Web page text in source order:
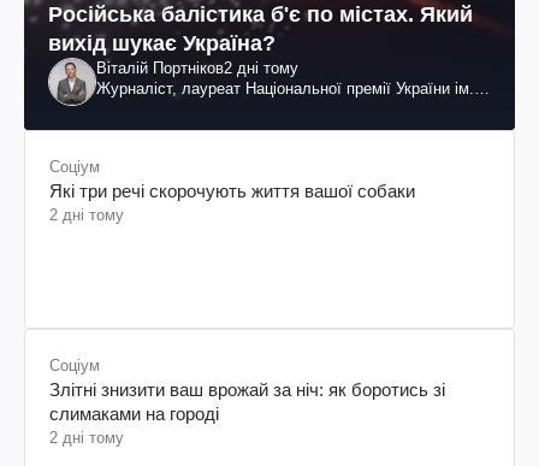
Російська балістика б'є по містах. Який
вихід шукає Україна?
Віталій Портніков2 дні тому
Журналіст, лауреат Національної премії України ім.
Соціум
Які три речі скорочують життя вашої собаки
2 дні тому
Соціум
Злітні знизити ваш врожай за ніч: як боротись зі
слимаками на городі
2 дні тому